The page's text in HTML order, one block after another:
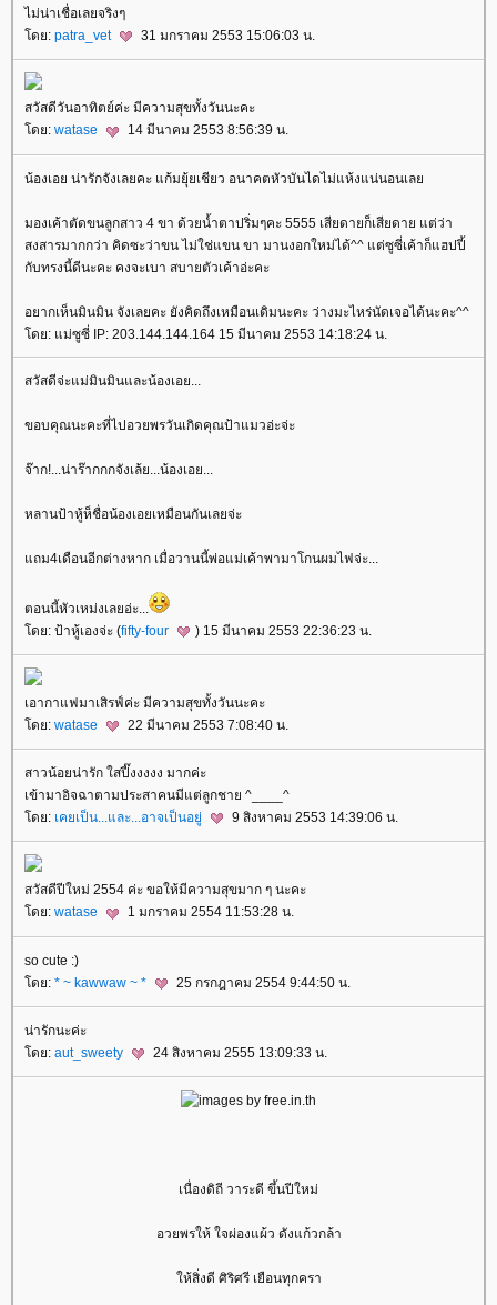
ไม่น่าเชื่อเลยจริงๆ
ดย: patra_vet 31 มกราคม 2553 15:06:03 น.
สวัสดีวันอาทิตย์ค่ะ มีความสุขทั้งวันนะคะ
ดย: watase 14 มีนาคม 2553 8:56:39 น.
น้องเอย น่ารักจังเลยคะ แก้มยุ้ยเชียว อนาคตหัวบันไดไม่แห้งแน่นอนเล
มองเค้าตัดขนลูกสาว 4 ขา ด้วยน้ำตาปริ่มๆคะ 5555 เสียดายก็เสียดาย แต่ว่า
สงสารมากกว่า คิดซะว่าขน ไม่ใช่แขน ขา มานงอกใหม่ได้^^ แต่ซูซี่เค้าก็แฮปปี้
กับทรงนี้ดีนะคะ คงจะเบา สบายตัวเค้าอ่ะคะ
อยากเห็นมินมิน จังเลยคะ ยังคิดถึงเหมือนเดิมนะคะ ว่างมะไหร่นัดเจอได้นะคะ^^
ดย: แม่ซูซี่ IP: 203.144.144.164 15 มีนาคม 2553 14:18:24 น.
สวัสดีจ่ะแม่มินมินและน้องเอย...
ขอบคุณนะคะที่ไปอวยพรวันเกิดคุณป้าแมวอ่ะจ่ะ
จ๊าก!...น่าร๊ากกกจังเล้ย...น้องเอย...
หลานป้าหู้ห็ชื่อน้องเอยเหมือนกันเลยจ่ะ
ถม4เดือนอีกต่างหาก เมื่อวานนี้พ่อแม่เค้าพามาโกนผมไฟจ่ะ...
ตอนนี้หัวเหม่งเลยอ่ะ...
ดย: ป้าหู้เองจ่ะ (fifty-four ) 15 มีนาคม 2553 22:36:23 น.
เอากาแฟมาเสิรฟ์ค่ะ มีความสุขทั้งวันนะคะ
ดย: watase 22 มีนาคม 2553 7:08:40 น.
สาวน้อยน่ารัก ใสปี๊งงงงง มากค่ะ
เข้ามาอิจฉาตามประสาคนมีแต่ลูกชาย ^____^
ดย: เคยเป็น...และ...อาจเป็นอยู่ 9 สิงหาคม 2553 14:39:06 น.
สวัสดีปีใหม่ 2554 ค่ะ ขอให้มีความสุขมาก ๆ นะคะ
ดย: watase 1 มกราคม 2554 11:53:28 น.
so cute :)
ดย: * ~ kawwaw ~ * 25 กรกฎาคม 2554 9:44:50 น.
น่ารักนะค่ะ
ดย: aut_sweety 24 สิงหาคม 2555 13:09:33 น.
เนื่องดิถี วาระดี ขึ้นปีใหม่
อวยพรให้ ใจผ่องแผ้ว ดังแก้วกล้า
ห้สิ่งดี ศิริศรี เยือนทุกครา